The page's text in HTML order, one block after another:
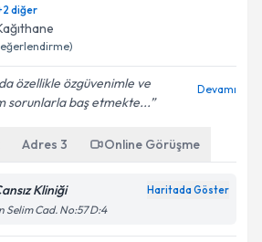
2 diğer
özellikle özgüvenimle ve
sorunlarla baş etmekte...
Devamı
Adres 3 Online Görüşme
Kliniği Haritada Göster
Selim Cad. No:57 D:4